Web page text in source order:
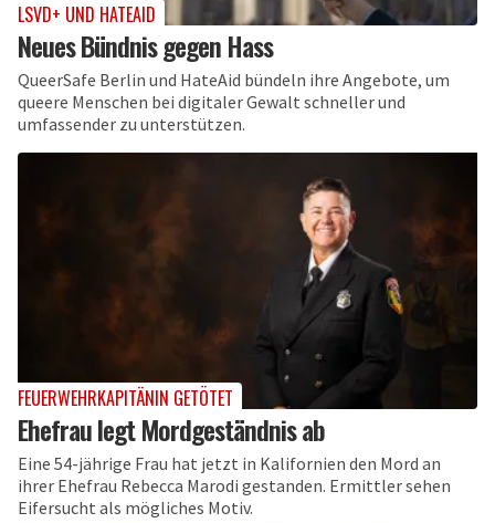
LSVD+ UND HATEAID
Neues Bündnis gegen Hass
QueerSafe Berlin und HateAid bündeln ihre Angebote, um
queere Menschen bei digitaler Gewalt schneller und
umfassender zu unterstützen.
FEUERWEHRKAPITÄNIN GETÖTET
Ehefrau legt Mordgeständnis ab
Eine 54-jährige Frau hat jetzt in Kalifornien den Mord an
ihrer Ehefrau Rebecca Marodi gestanden. Ermittler sehen
Eifersucht als mögliches Motiv.